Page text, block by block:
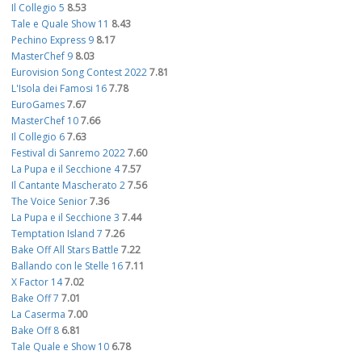
Il Collegio 5 8.53
Tale e Quale Show 11 8.43
Pechino Express 9 8.17
MasterChef 9 8.03
Eurovision Song Contest 20227.81
L'Isola dei Famosi 167.78
EuroGames7.67
MasterChef 107.66
Il Collegio 67.63
Festival di Sanremo 20227.60
La Pupa e il Secchione 47.57
Il Cantante Mascherato 27.56
The Voice Senior7.36
La Pupa e il Secchione 3 7.44
Temptation Island 7 7.26
Bake Off All Stars Battle 7.22
Ballando con le Stelle 167.11
X Factor 147.02
Bake Off 7 7.01
La Caserma 7.00
Bake Off 8 6.81
Tale Quale e Show 10 6.78